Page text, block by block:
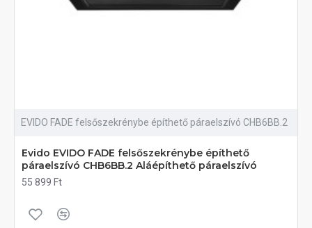
EVIDO FADE felsőszekrénybe építhető páraelszívó CHB6BB.2
Evido EVIDO FADE felsőszekrénybe építhető
páraelszívó CHB6BB.2 Aláépíthető páraelszívó
55 899 Ft